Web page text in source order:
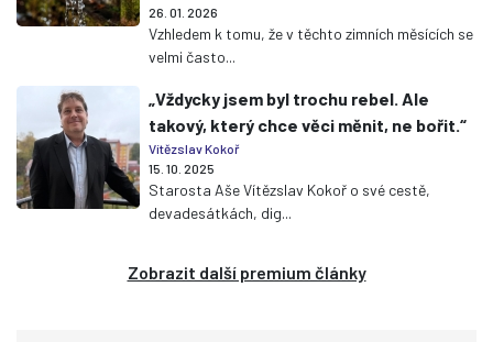
26. 01. 2026
Vzhledem k tomu, že v těchto zimních měsících se
velmi často...
„Vždycky jsem byl trochu rebel. Ale
takový, který chce věci měnit, ne bořit.“
Vítězslav Kokoř
15. 10. 2025
Starosta Aše Vítězslav Kokoř o své cestě,
devadesátkách, dig...
Zobrazit další premium články